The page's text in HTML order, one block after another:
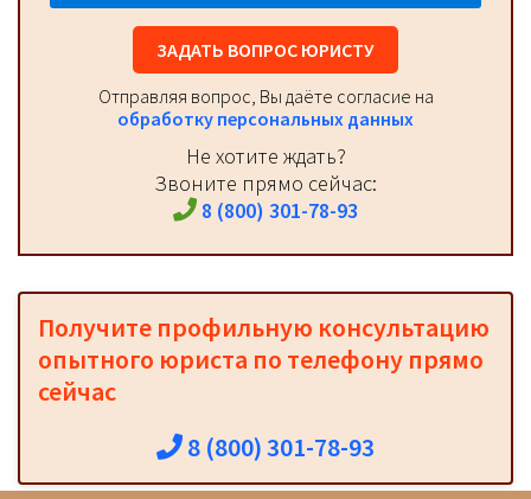
ЗАДАТЬ ВОПРОС ЮРИСТУ
Отправляя вопрос, Вы даёте согласие на
обработку персональных данных
Не хотите ждать?
Звоните прямо сейчас:
8 (800) 301-78-93
Получите профильную консультацию
опытного юриста по телефону прямо
сейчас
8 (800) 301-78-93